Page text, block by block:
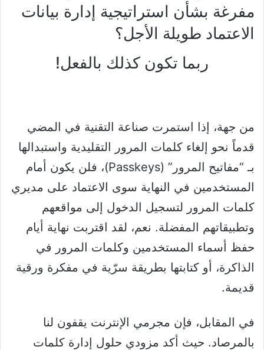
مفرغة بشأن استراتيجية إدارة بيانات
الاعتماد طويلة الأجل؟
ربما تكون كذلك بالفعل!
من جهة، إذا استمرت صناعة التقنية في المضي
قدماً نحو إلغاء كلمات المرور التقليدية واستبدالها
بـ “مفاتيح المرور” (Passkeys)، فلن يكون أمام
المستخدمين في النهاية سوى الاعتماد على مديري
كلمات المرور لتسجيل الدخول إلى مواقعهم
وتطبيقاتهم المفضلة. نعم، لقد اقتربت نهاية أيام
حفظ أسماء المستخدمين وكلمات المرور في
الذاكرة، أو كتابتها بطريقة سرّية في مفكرة ورقية
قديمة.
في المقابل، فإن مجرمي الإنترنت يقفون لنا
بالمرصاد. حيث أكد مزودي حلول إدارة كلمات